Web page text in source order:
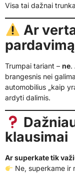
Visa tai dažnai trunka
Ar
Trumpai tariant – ne.
brangesnis nei
automobilius „kaip
ardyti dalimis.
klausimai
Ar superkate tik
Ne, superkame ir